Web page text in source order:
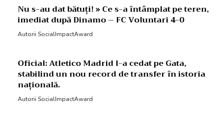
Nu s-au dat bătuți! » Ce s-a întâmplat pe teren,
imediat după Dinamo – FC Voluntari 4-0
Autorii SocialImpactAward
Oficial: Atletico Madrid l-a cedat pe Gata,
stabilind un nou record de transfer în istoria
națională.
Autorii SocialImpactAward